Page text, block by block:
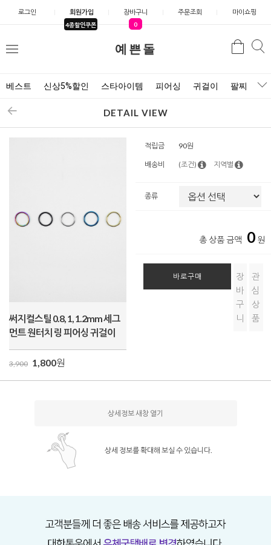
로그인 회원가입
4종할인쿠폰
장바구니
0
주문조회 마이쇼핑
예쁜돌
메
검색
베스트 신상5%할인 스타아이템 피어싱 귀걸이 팔찌 목
DETAIL VIEW
써지컬스틸 0.8, 1, 1.2mm 세그
먼트 원터치 링 피어싱 귀걸이
3,900 1,800원
적립금 90원
배송비 (조건) 지역별
종류
총 상품 금액 0 원
바로구매
장
바
구
니
관
심
상
품
상세정보 새창 열기
상세 정보를 확대해 보실 수 있습니다.